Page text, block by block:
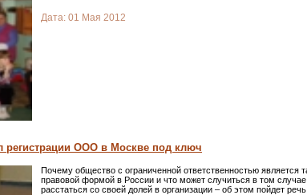
Дата: 01 Мая 2012
регистрации ООО в Москве под ключ
Почему общество с ограниченной ответственностью является
правовой формой в России и что может случиться в том
расстаться со своей долей в организации – об этом пойдет речь